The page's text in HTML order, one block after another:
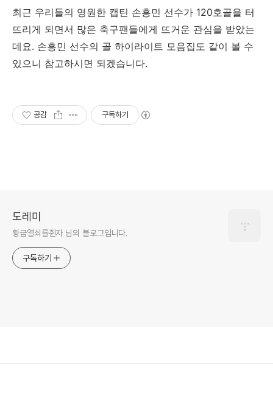
최근 우리들의 영원한 캡틴 손흥민 선수가 120호골을 터
뜨리게 되면서 많은 축구팬들에게 뜨거운 관심을 받았는
데요. 손흥민 선수의 골 하이라이트 모음집도 같이 볼 수
있으니 참고하시면 되겠습니다.
공감 구독하기
도레미
황금열쇠를쥔자 님의 블로그입니다.
구독하기